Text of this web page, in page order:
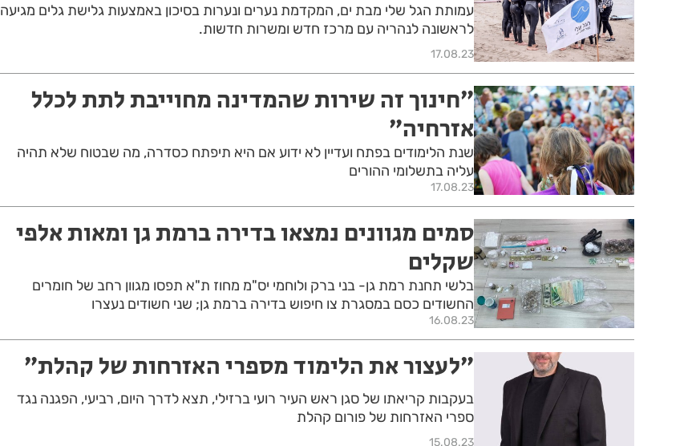
עמותת הגל שלי מבת ים, המקדמת נערים ונערות בסיכון באמצעות גלישת גלים מגיעה
לראשונה לנהריה עם מרכז חדש ומשרות חדשות.
17.08.23
״חינוך זה שירות שהמדינה מחוייבת לתת לכלל
אזרחיה״
שנת הלימודים בפתח ועדיין לא ידוע אם היא תיפתח כסדרה, מה שבטוח שלא תהיה
עליה בתשלומי ההורים
17.08.23
סמים מגוונים נמצאו בדירה ברמת גן ומאות אלפי
שקלים
בלשי תחנת רמת גן- בני ברק ולוחמי יס"מ מחוז ת"א תפסו מגוון רחב של חומרים
החשודים כסם במסגרת צו חיפוש בדירה ברמת גן; שני חשודים נעצרו
16.08.23
״לעצור את הלימוד מספרי האזרחות של קהלת״
בעקבות קריאתו של סגן ראש העיר רועי ברזילי, תצא לדרך היום, רביעי, הפגנה נגד
ספרי האזרחות של פורום קהלת
15.08.23